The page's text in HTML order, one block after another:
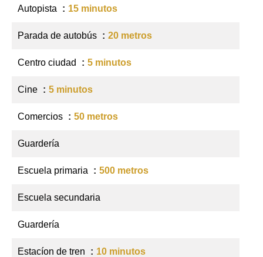
Autopista 15 minutos
Parada de autobús 20 metros
Centro ciudad 5 minutos
Cine 5 minutos
Comercios 50 metros
Guardería
Escuela primaria 500 metros
Escuela secundaria
Guardería
Estacíon de tren 10 minutos